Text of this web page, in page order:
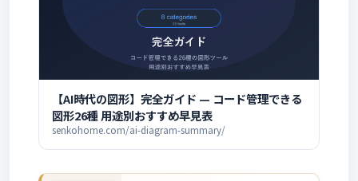
【AI時代の図形】完全ガイド — コード管理できる
図形26種 用途別おすすめ早見表
senkohome.com/ai-diagram-summary/